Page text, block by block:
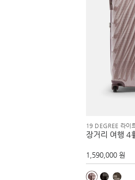
19 DEGREE 라이
장거리 여행 4
1,590,000 원